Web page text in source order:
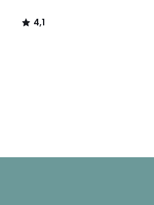
4,1
/